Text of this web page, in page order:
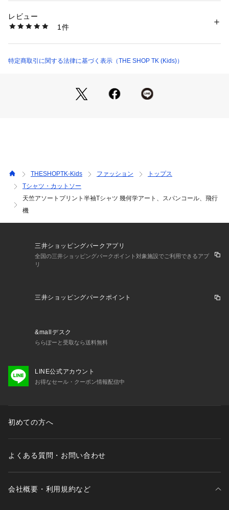
【素材】
肌あたりのやさしいカットソー。
首元はリブ仕様で型崩れしにくく、デイリーケアに強いのも魅
【着こなしポイント】
デニムやカーゴショーツでアクティブに。幾何柄はモノトーン
※照明の関係により、実際よりも色味が違って見える場合があ
ります。また、パソコン・スマートフォンなどの環境により、
若干製品と画像のカラーが異なる場合もございます。
素材：本体: コットン100％ リブ部分: コットン100％
商品番号：
238-15505 （ショップ）
レビュー
1件
特定商取引に関する法律に基づく表示（THE SHOP TK (Kids)）
THESHOPTK-Kids ファッション
トップス
Tシャツ・カットソー
天竺アソートプリント半袖Tシャツ 幾何学アート、スパンコール、飛行
機
三井ショッピングパークアプリ
全国の三井ショッピングパークポイント対象施設でご利用できるアプ
リ
三井ショッピングパークポイント
&mallデスク
ららぽーと受取なら送料無料
LINE公式アカウント
お得なセール・クーポン情報配信中
初めての方へ
よくある質問・お問い合わせ
会社概要・利用規約など